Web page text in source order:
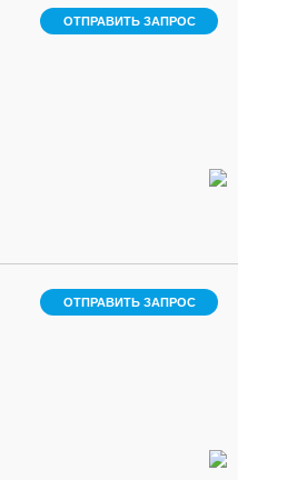
ОТПРАВИТЬ ЗАПРОС
ОТПРАВИТЬ ЗАПРОС